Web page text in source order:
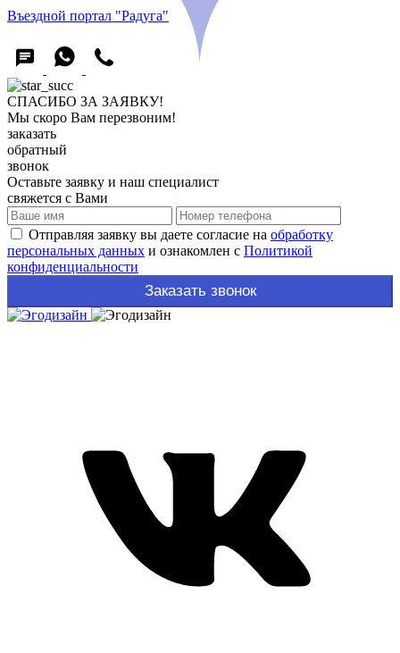
Въездной портал "Радуга"
СПАСИБО ЗА ЗАЯВКУ!
Мы скоро Вам перезвоним!
заказать
обратный
звонок
Оставьте заявку и наш специалист
свяжется с Вами
Отправляя заявку вы даете согласие на обработку
персональных данных и ознакомлен с Политикой
конфиденциальности